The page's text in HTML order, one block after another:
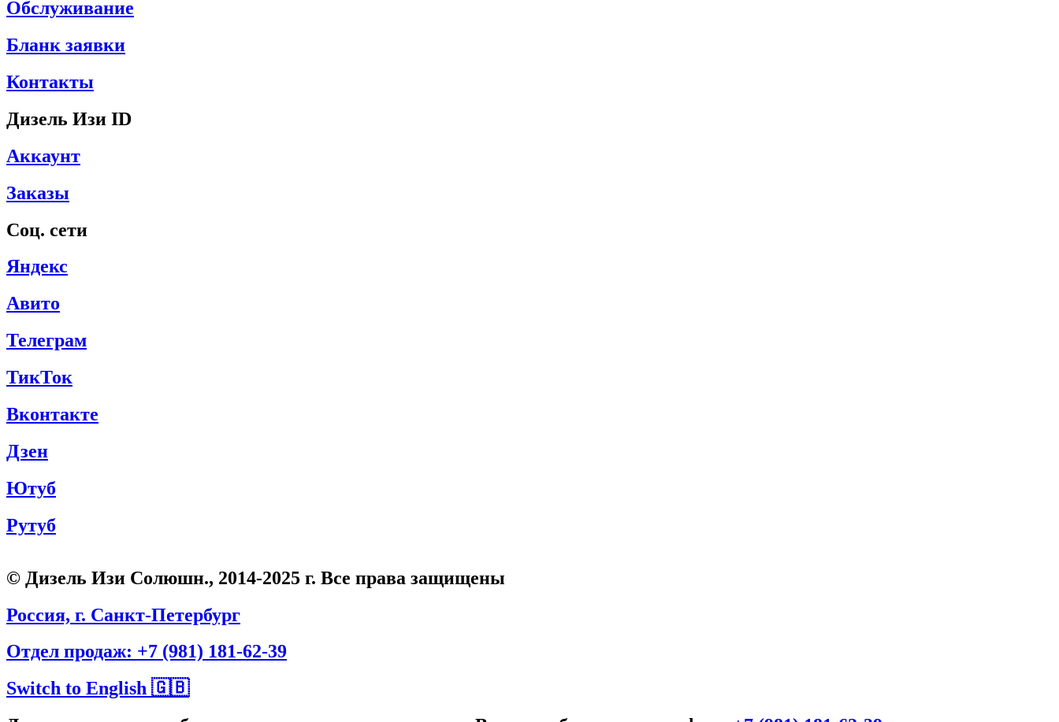
Обслуживание
Бланк заявки
Контакты
Дизель Изи ID
Аккаунт
Заказы
Соц. сети
Яндекс
Авито
Телеграм
ТикТок
Вконтакте
Дзен
Ютуб
Рутуб
© Дизель Изи Солюшн., 2014-2025 г. Все права защищены
Россия, г. Санкт-Петербург
Отдел продаж: +7 (981) 181-62-39
Switch to English 🇬🇧